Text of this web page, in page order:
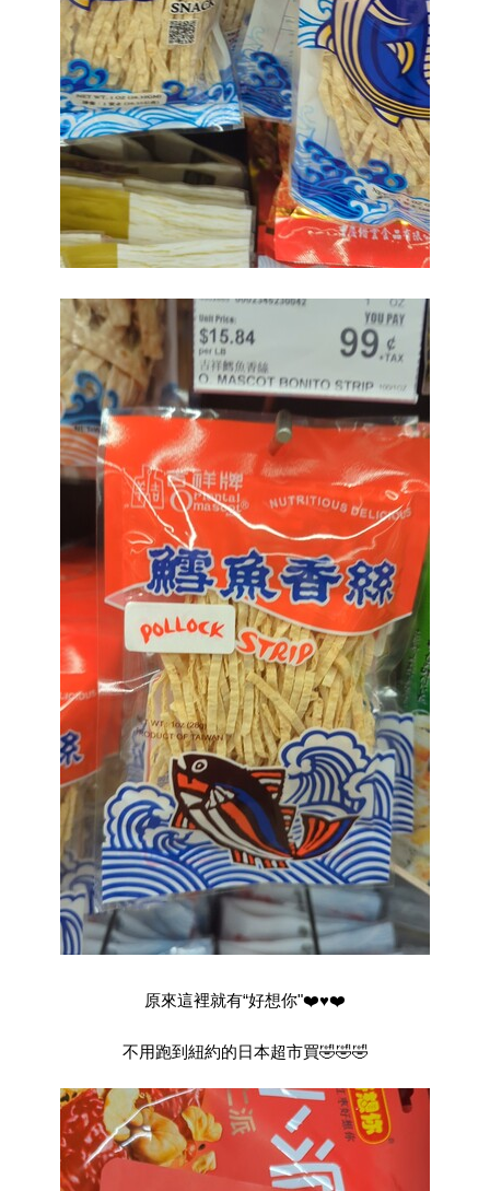
原來這裡就有“好想你"❤️♥️❤️
不用跑到紐約的日本超市買🤣🤣🤣